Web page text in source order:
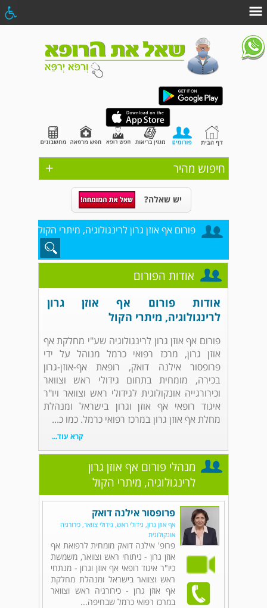
+ חיפוש מהיר
יש שאלה?
פורום אף אוזן גרון לרינגולוגיה, מיתרי הקול
אודות הפורום
אודות פורום אף אוזן גרון
לרינגולוגיה, מיתרי הקול
פורום אף אוזן גרון לרינגולוגיה שע"י מחלקת אף
אוזן גרון, מרכז רפואי כרמל מנוהל על ידי
פרופסור אילנה דואק, רופאת אף-אוזן-גרון
בכירה, מומחית בתחום גידולי ראש וצוואר
וכירורגייה אונקולוגית לגידולי ראש וצוואר ויו"ר
איגוד רופאי אף אוזן וגרון בישראל ומנהלת
מחלת אף אוזן גרון במרכז רפואי כרמל. כמו כ...
קרא עוד...
מנהלי פורום אף אוזן גרון
לרינגולוגיה, מיתרי הקול
פרופסור אילנה דואק
אף אוזן גרון, גידולי ראש, גידולי צוואר, כירורגיה
אונקולוגית
פרופ' אילנה דואק מומחית לרפואת אף
אוזן גרון - ניתוחי ראש וצוואר, משמשת
כיו"ר איגוד רופאי אף אוזן וגרון - מנתחי
ראש וצוואר בישראל ומנהלת מחלקת
אף אוזן גרון - כירורגיה ראש וצוואר
במרכז רפואי כרמל שבחיפה...